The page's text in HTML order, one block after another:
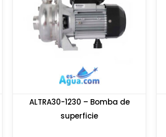
ALTRA30-1230 – Bomba de
superficie